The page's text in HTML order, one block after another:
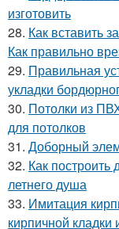
изготовить
28. Как вставить
Как правильно
29. Правильная
укладки
30. Потолки из
для потолков
31. Доборный
32. Как построить
летнего душа
33. Имитация
кирпичной кладки